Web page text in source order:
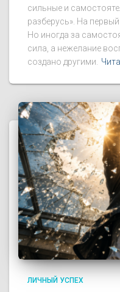
сильные и
разберусь». На
Но иногда за
сила, а нежелание
создано другими.
ЛИЧНЫЙ УСПЕХ